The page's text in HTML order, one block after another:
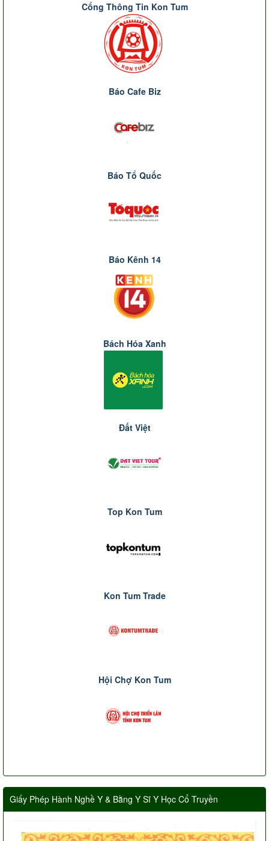
Cổng Thông Tin Kon Tum
Báo Cafe Biz
Báo Tổ Quốc
Báo Kênh 14
Bách Hóa Xanh
Đất Việt
Top Kon Tum
Kon Tum Trade
Hội Chợ Kon Tum
Giấy Phép Hành Nghề Y & Bằng Y Sĩ Y Học Cổ Truyền